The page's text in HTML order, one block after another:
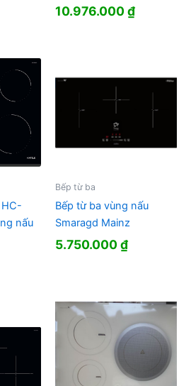
10.976.000₫
nấu
Bếp từ ba
Bếp từ ba vùng nấu
Smaragd Mainz
5.750.000₫